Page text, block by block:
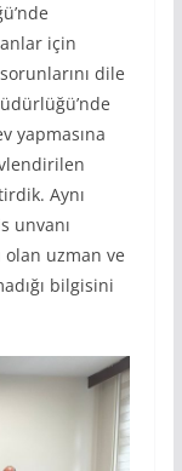
için
dile
yapmasına
Aynı
unvanı
olan uzman ve
bilgisini